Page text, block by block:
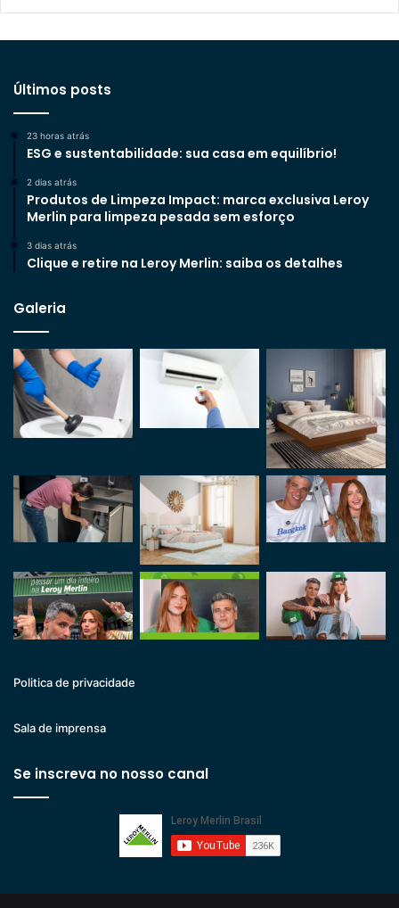
Últimos posts
23 horas atrás
ESG e sustentabilidade: sua casa em equilíbrio!
2 dias atrás
Produtos de Limpeza Impact: marca exclusiva Leroy
Merlin para limpeza pesada sem esforço
3 dias atrás
Clique e retire na Leroy Merlin: saiba os detalhes
Galeria
Politica de privacidade
Sala de imprensa
Se inscreva no nosso canal